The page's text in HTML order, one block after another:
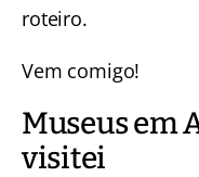
roteiro.
Vem comigo!
Museus em
visitei